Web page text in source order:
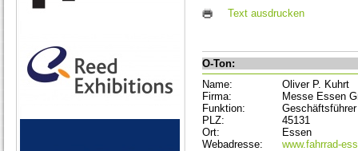
Text ausdrucken
O-Ton:
Name:
Oliver P. Kuhrt
Firma:
Messe Essen
Funktion:
Geschäftsführer
PLZ:
45131
Ort:
Essen
Webadresse:
www.fahrrad-